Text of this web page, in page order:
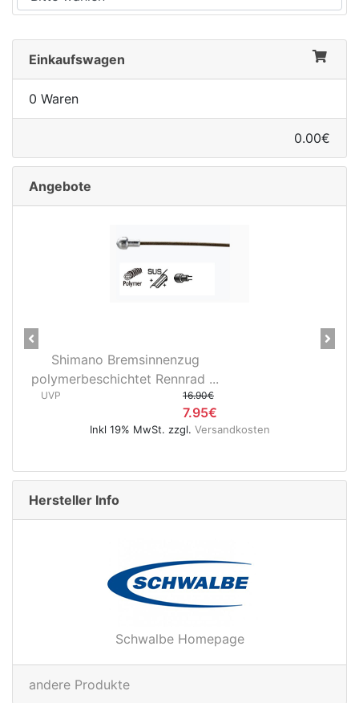
Einkaufswagen
0 Waren
0.00€
Angebote
28" Vorderrad Shimano DH-
3D37 Nabendynamo/Remerx...
Inkl 19% MwSt. zzgl.
Previous Next
Hersteller Info
Schwalbe Homepage
andere Produkte